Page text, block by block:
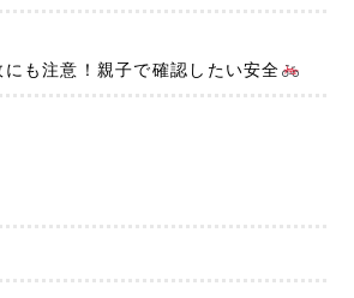
も注意！親子で確認したい安全